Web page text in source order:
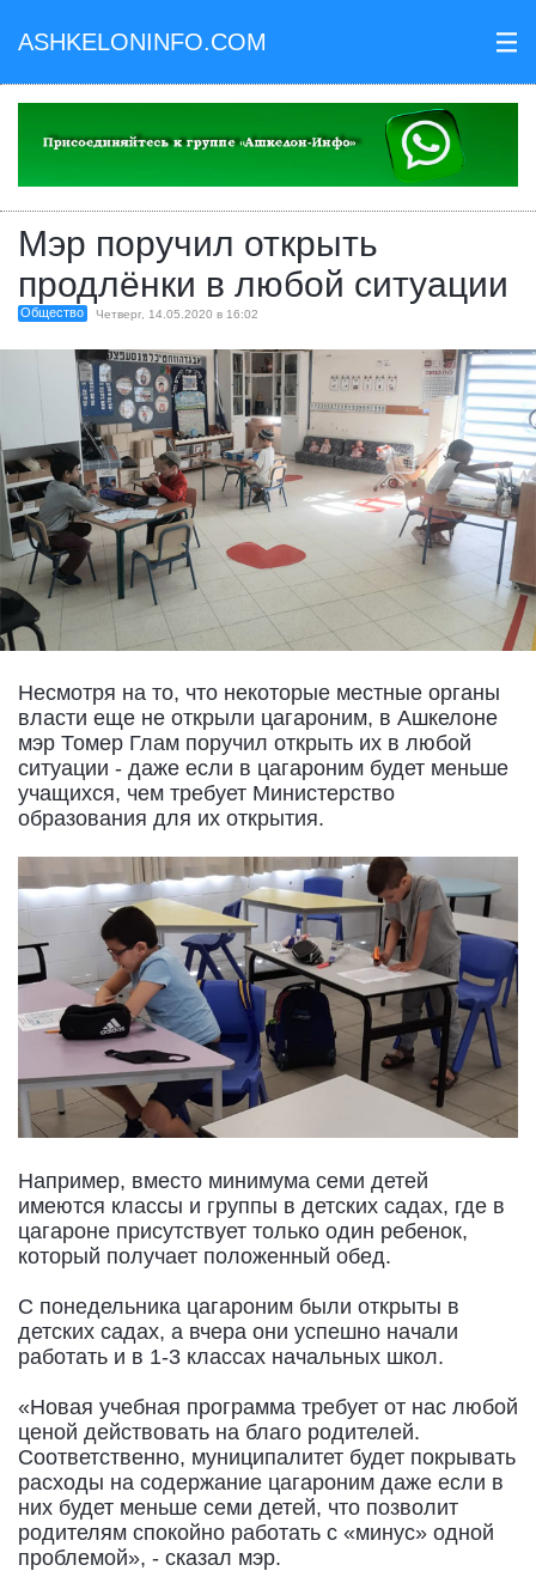
ASHKELONINFO.COM III
Мэр поручил открыть
продлёнки в любой ситуации
Общество Четверг, 14.05.2020 в 16:02
Несмотря на то, что некоторые местные органы
власти еще не открыли цагароним, в Ашкелоне
мэр Томер Глам поручил открыть их в любой
ситуации - даже если в цагароним будет меньше
учащихся, чем требует Министерство
образования для их открытия.
Например, вместо минимума семи детей
имеются классы и группы в детских садах, где в
цагароне присутствует только один ребенок,
который получает положенный обед.
С понедельника цагароним были открыты в
детских садах, а вчера они успешно начали
работать и в 1-3 классах начальных школ.
«Новая учебная программа требует от нас любой
ценой действовать на благо родителей.
Соответственно, муниципалитет будет покрывать
расходы на содержание цагароним даже если в
них будет меньше семи детей, что позволит
родителям спокойно работать с «минус» одной
проблемой», - сказал мэр.